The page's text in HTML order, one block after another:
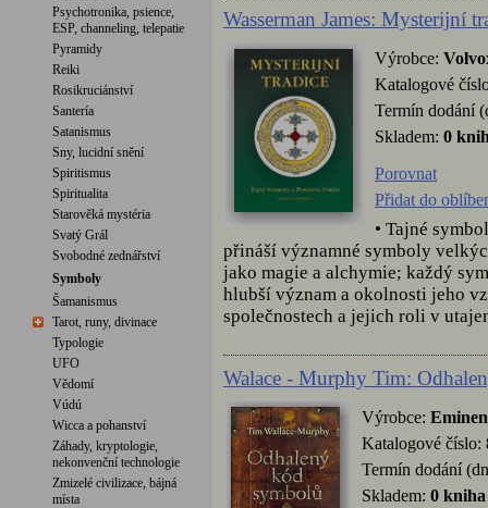
Psychotronika, psience,
ESP, channeling, telepatie
Pyramidy
Reiki
Rosikruciánství
Santería
Satanismus
Sny, lucidní snění
Spiritismus
Spiritualita
Starověká mystéria
Svatý Grál
Svobodné zednářství
Symboly
Šamanismus
Tarot, runy, divinace
Typologie
UFO
Vědomí
Vúdú
Wicca a pohanství
Záhady, kryptologie,
nekonvenční technologie
Zmizelé civilizace, bájná
místa
Wasserman James: Mysterijní
Výrobce:
Katalogové
Termín dodání
Skladem: 0
Porovnat
Přidat do
• Tajné
přináší významné symboly
jako magie a alchymie; každý
hlubší význam a okolnosti jeho
společnostech a jejich roli v
Walace - Murphy Tim:
Výrobce:
Katalogové číslo:
Termín dodání
Skladem: 0 kniha